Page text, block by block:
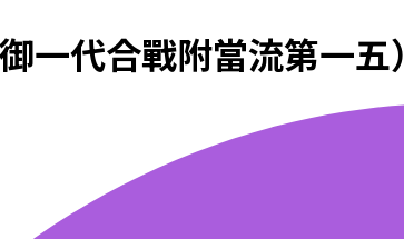
一代合戰附當流第一五）